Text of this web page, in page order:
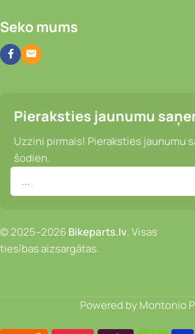
Seko mums
Pieraksties jaunumu
Uzzini pirmais! Pieraksties jaunumu
šodien.
© 2025–2026Bikeparts.lv. Visas
tiesības aizsargātas.
Powered by Montonio